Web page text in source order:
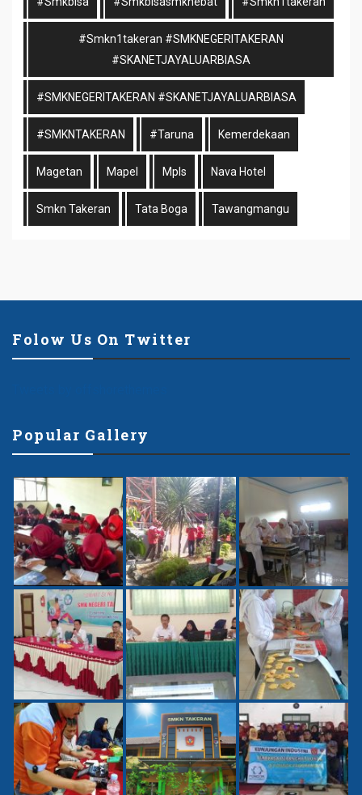
#smkn1takeran #SMKNEGERITAKERAN
#SKANETJAYALUARBIASA
#SMKNEGERITAKERAN #SKANETJAYALUARBIASA
#SMKNTAKERAN #taruna Kemerdekaan
Magetan Mapel Mpls Nava Hotel
Smkn Takeran Tata Boga Tawangmangu
Folow Us On Twitter
Popular Gallery